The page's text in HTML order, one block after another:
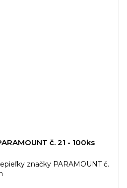
č. 21 - 100ks
značky PARAMOUNT č.